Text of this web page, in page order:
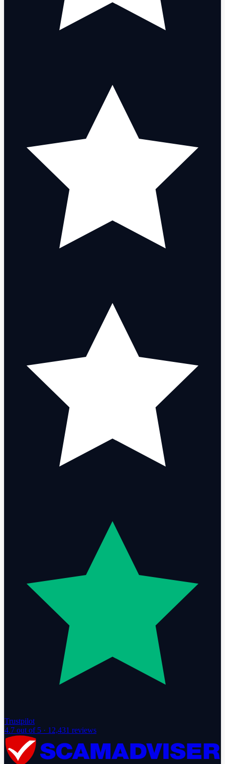
Trustpilot
4.7 out of 5 · 12,431 reviews